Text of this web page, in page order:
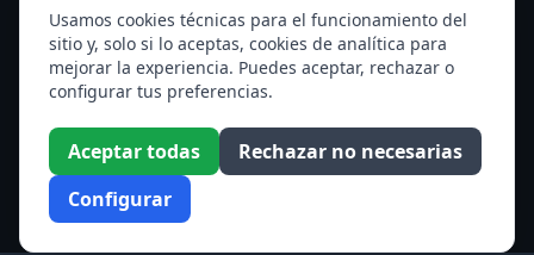
Usamos cookies técnicas para el funcionamiento del
sitio y, solo si lo aceptas, cookies de analítica para
mejorar la experiencia. Puedes aceptar, rechazar o
configurar tus preferencias.
Aceptar todas
Rechazar no necesarias
Configurar
Santa Edith Stein (Sor Teresa Benedicta de la Cruz)
Ver todos los santos de hoy
Acceso a los Meses
Enero
Febrero
Marzo